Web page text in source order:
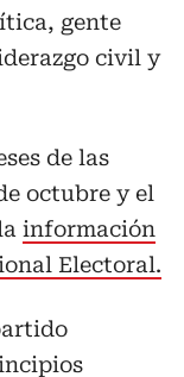
gente
civil y
de las
octubre y el
información
Electoral.